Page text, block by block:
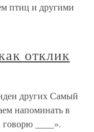
птиц и другими
отклик
других Самый
напоминать в
говорю ____».